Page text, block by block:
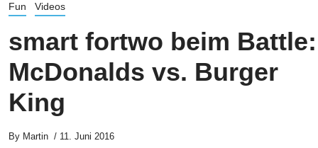
Fun Videos
smart fortwo beim Battle:
McDonalds vs. Burger
King
By Martin 11. Juni 2016